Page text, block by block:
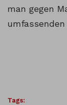
man gegen
umfassenden
Tags: